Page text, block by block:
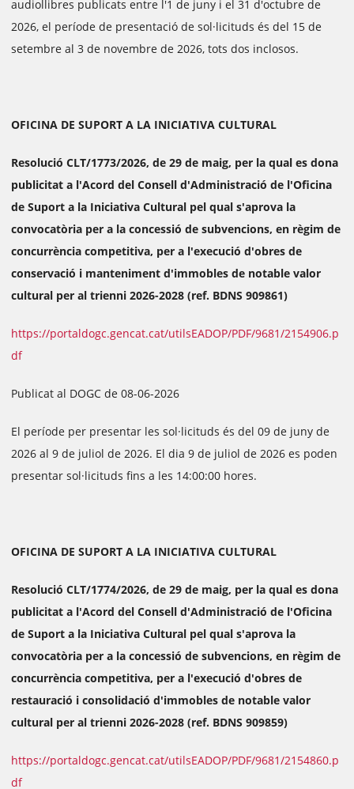
audiollibres publicats entre l'1 de juny i el 31 d'octubre de
2026, el període de presentació de sol·licituds és del 15 de
setembre al 3 de novembre de 2026, tots dos inclosos.
OFICINA DE SUPORT A LA INICIATIVA CULTURAL
Resolució CLT/1773/2026, de 29 de maig, per la qual es dona
publicitat a l'Acord del Consell d'Administració de l'Oficina
de Suport a la Iniciativa Cultural pel qual s'aprova la
convocatòria per a la concessió de subvencions, en règim de
concurrència competitiva, per a l'execució d'obres de
conservació i manteniment d'immobles de notable valor
cultural per al trienni 2026-2028 (ref. BDNS 909861)
https://portaldogc.gencat.cat/utilsEADOP/PDF/9681/2154906.p
df
Publicat al DOGC de 08-06-2026
El període per presentar les sol·licituds és del 09 de juny de
2026 al 9 de juliol de 2026. El dia 9 de juliol de 2026 es poden
presentar sol·licituds fins a les 14:00:00 hores.
OFICINA DE SUPORT A LA INICIATIVA CULTURAL
Resolució CLT/1774/2026, de 29 de maig, per la qual es dona
publicitat a l'Acord del Consell d'Administració de l'Oficina
de Suport a la Iniciativa Cultural pel qual s'aprova la
convocatòria per a la concessió de subvencions, en règim de
concurrència competitiva, per a l'execució d'obres de
restauració i consolidació d'immobles de notable valor
cultural per al trienni 2026-2028 (ref. BDNS 909859)
https://portaldogc.gencat.cat/utilsEADOP/PDF/9681/2154860.p
df